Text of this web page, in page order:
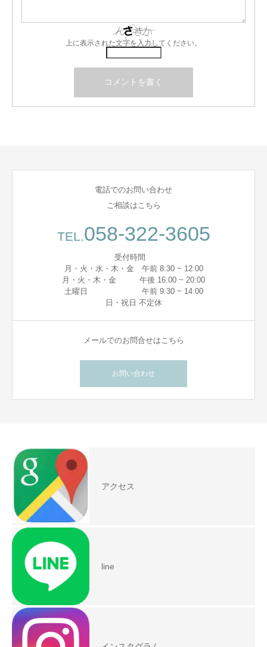
上に表示された文字を入力してください。
電話でのお問い合わせ
ご相談はこちら
TEL.058-322-3605
受付時間
月・火・水・木・金 午前 8:30 ~ 12:00
月・火・木・金 午後 16:00 ~ 20:00
土曜日 午前 9:30 ~ 14:00
日・祝日 不定休
メールでのお問合せはこちら
お問い合わせ
アクセス
line